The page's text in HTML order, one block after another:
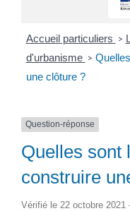
Accueil particuliers >
d'urbanisme >
une clôture ?
Question-réponse
Quelles sont
construire
Vérifié le 22 octobre 2021